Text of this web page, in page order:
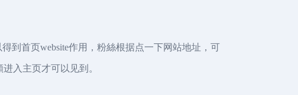
到首页website作用，粉絲根据点一下网站地址，可
入主页才可以见到。